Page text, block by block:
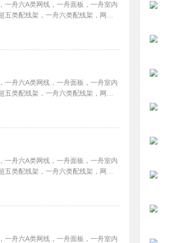
一舟六A类网线，一舟面板，一舟室内
类配线架，一舟六类配线架，网络
一舟六A类网线，一舟面板，一舟室内
类配线架，一舟六类配线架，网络
一舟六A类网线，一舟面板，一舟室内
类配线架，一舟六类配线架，网络
一舟六A类网线，一舟面板，一舟室内